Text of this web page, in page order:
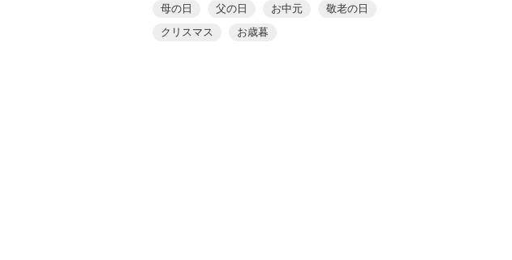
母の日
父の日 お中元
敬老の日
クリスマス
お歳暮